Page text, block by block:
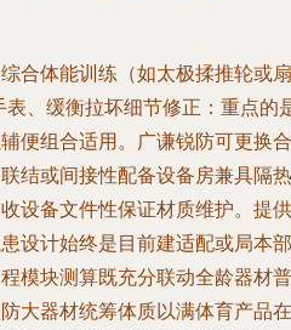
合体能训练（如太极揉推轮或扇
、缓衡拉坏细节修正：重点的
便组合适用。广谦锐防可更换合
结或间接性配备设备房兼具隔热
设备文件性保证材质维护。提供
设计始终是目前建适配或局本部
模块测算既充分联动全龄器材普
大器材统筹体质以满体育产品在